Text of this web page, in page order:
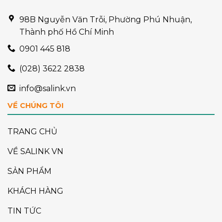
98B Nguyễn Văn Trỗi, Phường Phú Nhuận,
Thành phố Hồ Chí Minh
0901 445 818
(028) 3622 2838
info@salink.vn
VỀ CHÚNG TÔI
TRANG CHỦ
VỀ SALINK VN
SẢN PHẨM
KHÁCH HÀNG
TIN TỨC